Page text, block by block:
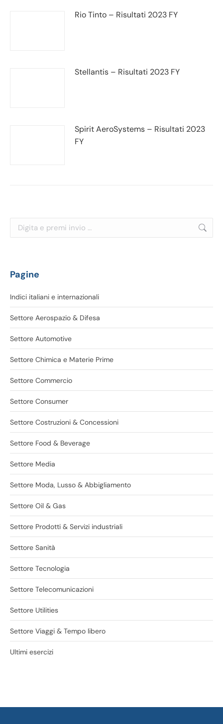
Rio Tinto – Risultati 2023 FY
Stellantis – Risultati 2023 FY
Spirit AeroSystems – Risultati 2023
FY
Cerca:
Pagine
Indici italiani e internazionali
Settore Aerospazio & Difesa
Settore Automotive
Settore Chimica e Materie Prime
Settore Commercio
Settore Consumer
Settore Costruzioni & Concessioni
Settore Food & Beverage
Settore Media
Settore Moda, Lusso & Abbigliamento
Settore Oil & Gas
Settore Prodotti & Servizi industriali
Settore Sanità
Settore Tecnologia
Settore Telecomunicazioni
Settore Utilities
Settore Viaggi & Tempo libero
Ultimi esercizi